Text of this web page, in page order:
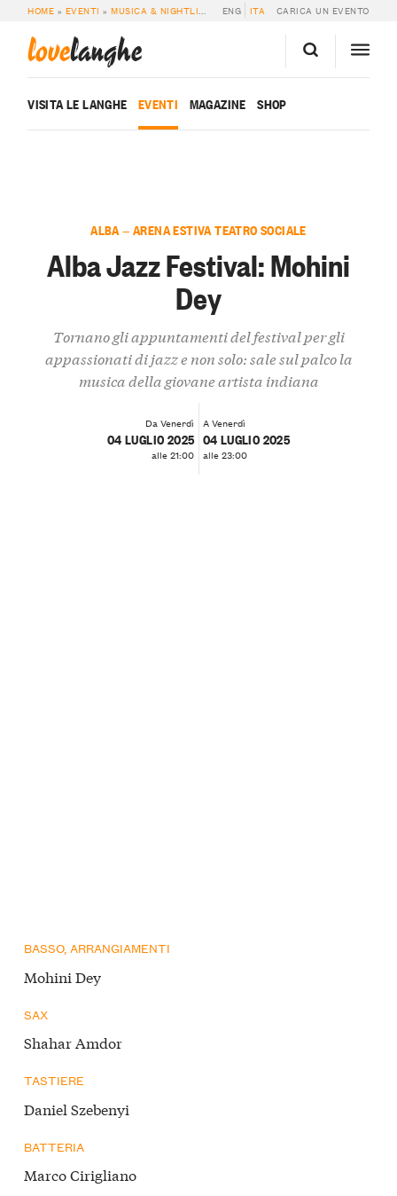
HOME » EVENTI »MUSICA & NIGHTLIFE ALBA JAZZ FESTIVAL: MOHINI DEY
ENG ITA CARICA UN EVENTO
lovelanghe
VISITA LE LANGHE EVENTI MAGAZINE SHOP
ALBA — ARENA ESTIVA TEATRO SOCIALE
Alba Jazz Festival: Mohini
Dey
Tornano gli appuntamenti del festival per gli
appassionati di jazz e non solo: sale sul palco la
musica della giovane artista indiana
Da Venerdì
04 LUGLIO 2025
alle 21:00
A Venerdì
04 LUGLIO 2025
alle 23:00
BASSO, ARRANGIAMENTI
Mohini Dey
SAX
Shahar Amdor
TASTIERE
Daniel Szebenyi
BATTERIA
Marco Cirigliano